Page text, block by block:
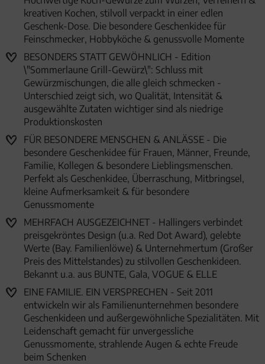
kreativen Kochen, stilvoll verpackt in einer edlen
Geschenk-Dose. Die besondere Geschenkidee für
Feinschmecker, Hobbyköche & genussvolle Momente
BESONDERS STATT GEWÖHNLICH - Edition
\"Sommerlaune Grill-Gewürz\": Schluss mit
Gewürzmischungen, die alle gleich schmecken -
Unterschied zeigt sich, wo Qualität, Intensität &
ausgewählte Zutaten wichtiger sind als niedrige
Produktionskosten
FÜR BESONDERE MENSCHEN & ANLÄSSE - Die
besondere Geschenkidee für Frauen, Männer, Freunde,
Familie, Kollegen & besondere Lieblingsmenschen.
Perfekt als Geschenkidee, Überraschung, Mitbringsel,
kleine Aufmerksamkeit & für besondere
Genussmomente
MEHRFACH AUSGEZEICHNET - Hallingers verbindet
preisgekröntes Design (u.a. Red Dot Award), gelebte
Werte (Bay. Familienlöwe) & Unternehmertum (Großer
Preis des Mittelstandes) zu stilvollen Geschenkideen.
Bekannt u.a. aus BUNTE, Gala, VOGUE & ELLE
EINE FAMILIE. EIN VERSPRECHEN - Seit 2011
entwickeln wir als Familienunternehmen besondere
Geschenkideen und außergewöhnliche Spezialitäten. Mit
Leidenschaft gemacht für unvergessliche
Genussmomente, strahlende Augen & echte Freude
beim Schenken